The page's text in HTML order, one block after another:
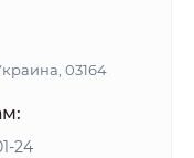
03164
24